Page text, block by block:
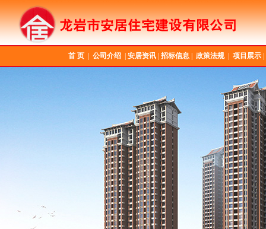
首 页 公司介绍 安居资讯 招标信息 政策法规| 项目展示